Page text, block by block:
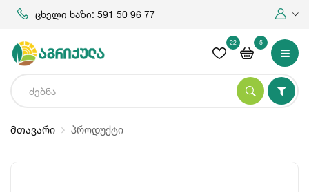
ცხელი ხაზი: 591 50 96 77
22 5
მთავარი პროდუქტი